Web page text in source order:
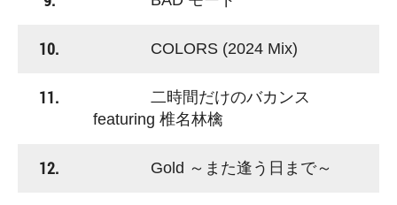
10. COLORS (2024 Mix)
11.
二時間だけのバカンス
featuring 椎名林檎
12. Gold ～また逢う日まで～